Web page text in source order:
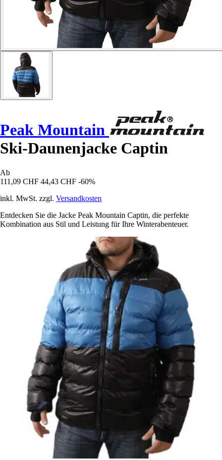
Peak Mountain
Ski-Daunenjacke Captin
Ab
111,09 CHF 44,43 CHF -60%
inkl. MwSt. zzgl. Versandkosten
Entdecken Sie die Jacke Peak Mountain Captin, die perfekte
Kombination aus Stil und Leistung für Ihre Winterabenteuer.